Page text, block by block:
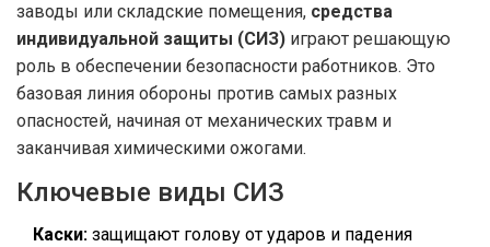
заводы или складские помещения, средства
индивидуальной защиты (СИЗ) играют решающую
роль в обеспечении безопасности работников. Это
базовая линия обороны против самых разных
опасностей, начиная от механических травм и
заканчивая химическими ожогами.
Ключевые виды СИЗ
Каски: защищают голову от ударов и падения